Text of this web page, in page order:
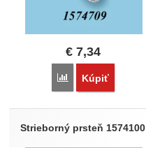
€ 7,34
Porovnať
Kúpiť
Strieborný prsteň 1574100